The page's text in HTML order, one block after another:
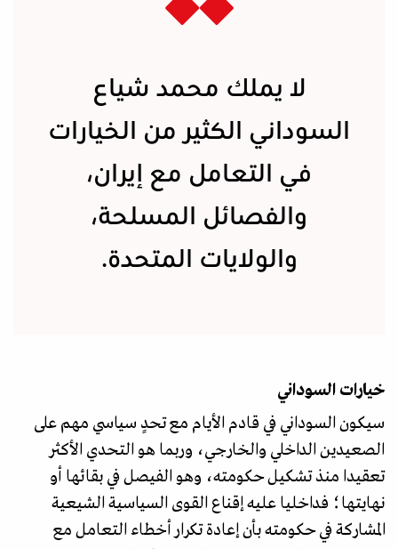
لا يملك محمد شياع
السوداني الكثير من الخيارات
في التعامل مع إيران،
والفصائل المسلحة،
والولايات المتحدة.
خيارات السوداني
سيكون السوداني في قادم الأيام مع تحدٍ سياسي مهم على
الصعيدين الداخلي والخارجي، وربما هو التحدي الأكثر
تعقيدا منذ تشكيل حكومته، وهو الفيصل في بقائها أو
نهايتها؛ فداخليا عليه إقناع القوى السياسية الشيعية
المشاركة في حكومته بأن إعادة تكرار أخطاء التعامل مع